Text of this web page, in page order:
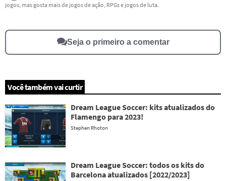
Este conteúdo não tem a informação que procuro
jogos, mas gosta mais de jogos de ação, RPGs e jogos de luta.
Seja o primeiro a comentar
Você também vai curtir
Dream League Soccer: kits atualizados do
Flamengo para 2023!
Stephen Rhoton
Dream League Soccer: todos os kits do
Barcelona atualizados [2022/2023]